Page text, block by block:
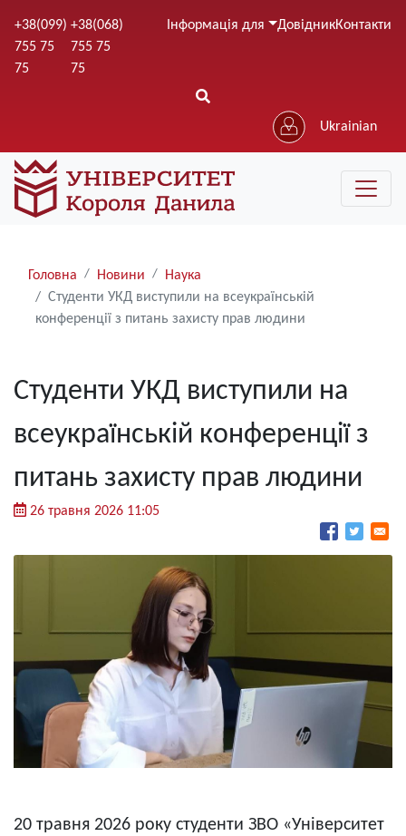
до
+38(099)
755 75
75
+38(068)
755 75
75
Інформація для ДовідникКонтакти
Ukrainian
Рядки
навіґації
Головна Новини
Наука
Студенти УКД виступили на всеукраїнській
конференції з питань захисту прав людини
Студенти УКД виступили на
всеукраїнській конференції з
питань захисту прав людини
26 травня 2026 11:05
20 травня 2026 року студенти ЗВО «Університет